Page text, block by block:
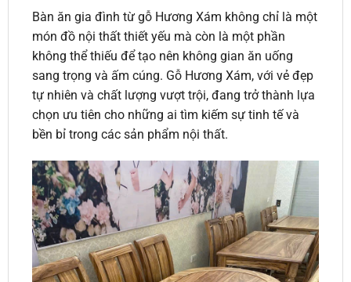
Bàn ăn gia đình từ gỗ Hương Xám không chỉ là một
món đồ nội thất thiết yếu mà còn là một phần
không thể thiếu để tạo nên không gian ăn uống
sang trọng và ấm cúng. Gỗ Hương Xám, với vẻ đẹp
tự nhiên và chất lượng vượt trội, đang trở thành lựa
chọn ưu tiên cho những ai tìm kiếm sự tinh tế và
bền bỉ trong các sản phẩm nội thất.